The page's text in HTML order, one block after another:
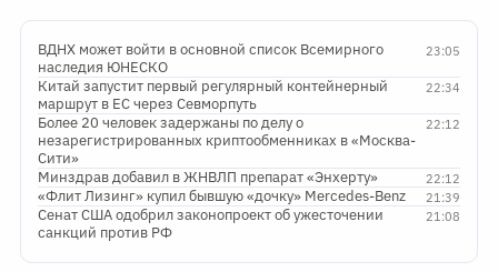
23:05
ВДНХ может войти в основной список Всемирного
наследия ЮНЕСКО
22:34
Китай запустит первый регулярный контейнерный
маршрут в ЕС через Севморпуть
22:12
Более 20 человек задержаны по делу о
незарегистрированных криптообменниках в «Москва-
Сити»
22:12
Минздрав добавил в ЖНВЛП препарат «Энхерту»
21:39
«Флит Лизинг» купил бывшую «дочку» Mercedes-Benz
21:08
Сенат США одобрил законопроект об ужесточении
санкций против РФ